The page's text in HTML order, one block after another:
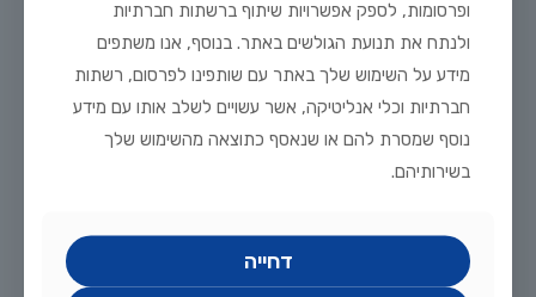
לקריאה נוספת
ופרסומות, לספק אפשרויות שיתוף ברשתות חברתיות
ולנתח את תנועת הגולשים באתר. בנוסף, אנו משתפים
מידע על השימוש שלך באתר עם שותפינו לפרסום, רשתות
חברתיות וכלי אנליטיקה, אשר עשויים לשלב אותו עם מידע
נוסף שמסרת להם או שנאסף כתוצאה מהשימוש שלך
בשירותיהם.
דחייה